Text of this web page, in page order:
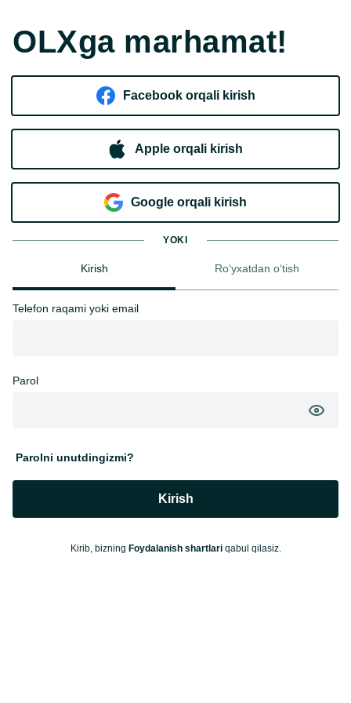
OLXga marhamat!
Facebook orqali kirish​
Apple orqali kirish
Goo​g​le orqali kirish
YOKI
Kirish Ro‘yxatdan o‘tish
Telefon raqami yoki email
Parol
Parolni unutdingizmi?
Kirish
Kirib, bizning Foydalanish shartlariqabul qilasiz.